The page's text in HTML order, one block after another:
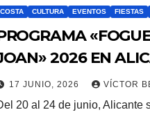
COSTA CULTURA EVENTOS FIESTAS
2026 EN
17 JUNIO, 2026 VÍCTOR
20 al 24 de junio, Alicante